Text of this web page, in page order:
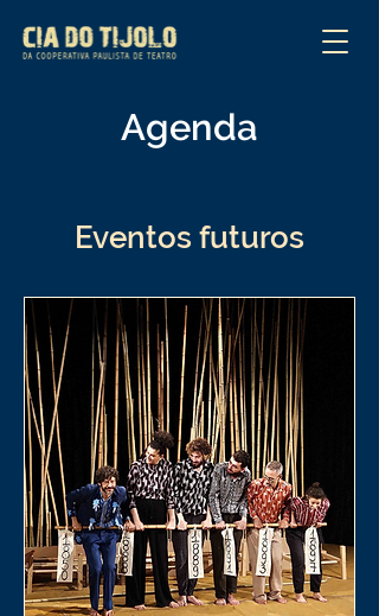
Agenda
Eventos futuros